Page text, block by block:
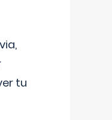
tu